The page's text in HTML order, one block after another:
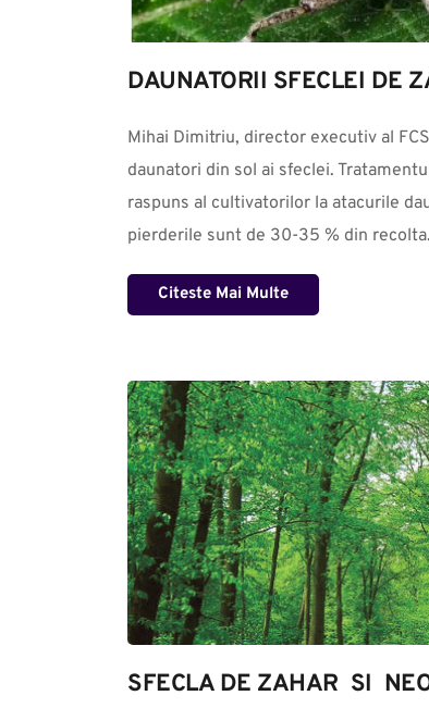
DAUNATORII SFECLEI DE
Mihai Dimitriu, director executiv al
daunatori din sol ai sfeclei.
raspuns al cultivatorilor la atacurile
pierderile sunt de 30-35 % din
Citeste Mai Multe
SFECLA DE ZAHAR  SI